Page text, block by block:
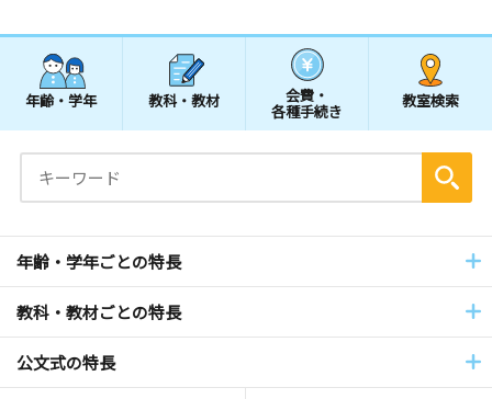
年齢・学年 教科・教材 会費・
各種手続き
教室検索
年齢・学年ごとの特長
教科・教材ごとの特長
公文式の特長